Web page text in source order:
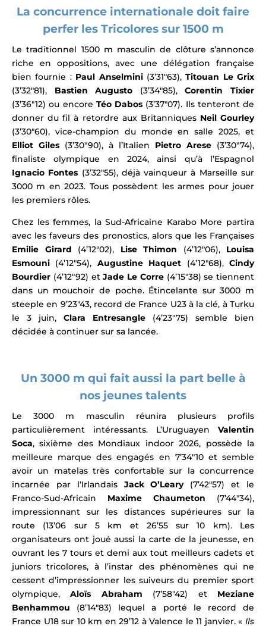
La concurrence internationale doit faire
perfer les Tricolores sur 1500 m
Le traditionnel 1500 m masculin de clôture s’annonce
riche en oppositions, avec une délégation française
bien fournie : Paul Anselmini(3’31″63),Titouan Le Grix
(3’32″81), Bastien Augusto (3’34″85),Corentin Tixier
(3’36″12) ou encore Téo Dabos (3’37″07). Ils tenteront de
donner du fil à retordre auxBritanniques Neil Gourley
(3’30″60), vice-champion du monde en salle 2025, et
Elliot Giles (3’30″90), à l’Italien Pietro Arese (3’30″74),
finaliste olympique en 2024, ainsi qu’à l’Espagnol
Ignacio Fontes (3’32″55), déjà vainqueur à Marseille sur
3000 m en 2023. Tous possèdent les armes pour jouer
les premiers rôles.
Chez les femmes, la Sud-Africaine Karabo More partira
avec les faveurs des pronostics, alors que les Françaises
Emilie Girard (4’12″02), Lise Thimon (4’12″06), Louisa
Esmouni (4’12″54), Augustine Haquet (4’12″68),Cindy
Bourdier (4’12″92) etJade Le Corre (4’15″38) se tiennent
dans un mouchoir de poche. Étincelante sur 3000 m
steeple en 9’23″43, record de France U23 à la clé, à Turku
le 3 juin, Clara Entresangle (4’23″75) semble bien
décidée à continuer sur sa lancée.
Un 3000 m qui fait aussi la part belle à
nos jeunes talents
Le 3000 m masculin réunira plusieurs profils
particulièrement intéressants. L’Uruguayen Valentin
Soca, sixième des Mondiaux indoor 2026, possède la
meilleure marque des engagés en 7’34″10 et semble
avoir un matelas très confortable sur la concurrence
incarnée par l‘IrlandaisJack O’Leary(7’42″57) et le
Franco-Sud-Africain Maxime Chaumeton (7’44″34),
impressionnant sur les distances supérieures sur la
route (13’06 sur 5 km et 26’55 sur 10 km). Les
organisateurs ont joué aussi la carte de la jeunesse, en
ouvrant les 7 tours et demi aux tout meilleurs cadets et
juniors tricolores, à l’instar des phénomènes qui ne
cessent d’impressionner les suiveurs du premier sport
olympique,Aloïs Abraham (7’58″42) et Meziane
Benhammou (8’14″83) lequel a porté le record de
France U18 sur 10 km en 29’12 à Valence le 11 janvier. « Ils